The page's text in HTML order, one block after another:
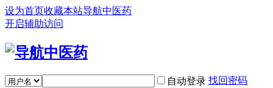
设为首页收藏本站导航中医药
开启辅助访问
自动登录 找回密码